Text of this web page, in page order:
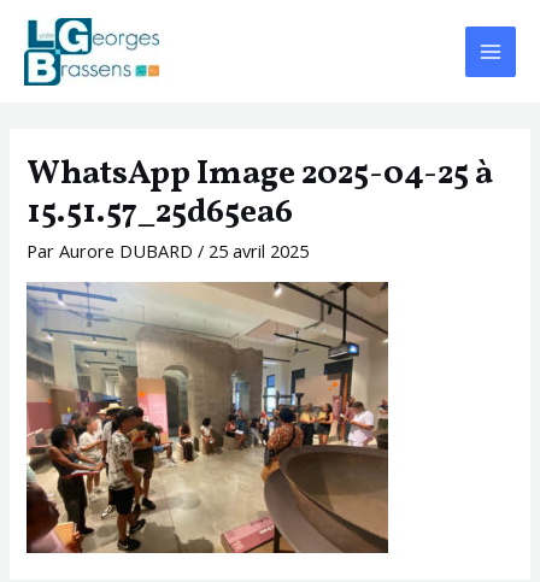
Aller
contenu
Main
Menu
WhatsApp Image 2025-04-25 à
15.51.57_25d65ea6
ParAurore DUBARD/ 25 avril 2025
Navigation
des
articles